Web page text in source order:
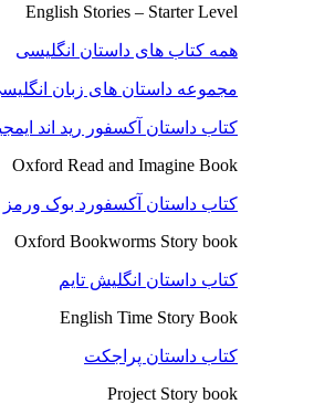
English Stories – Starter Level
همه کتاب های داستان انگلیسی
مجموعه داستان های زبان
کتاب داستان آکسفور رید اند
Oxford Read and Imagine Book
کتاب داستان آکسفورد بوک ورمز
Oxford Bookworms Story book
کتاب داستان انگلیش تایم
English Time Story Book
کتاب داستان پراجکت
Project Story book